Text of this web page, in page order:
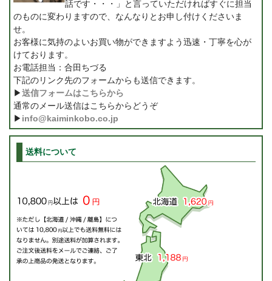
話です・・・」と言っていただければすぐに担当
のものに変わりますので、なんなりとお申し付けくださいま
せ。
お客様に気持のよいお買い物ができますよう迅速・丁寧を心が
けております。
お電話担当：合田ちづる
下記のリンク先のフォームからも送信できます。
▶送信フォームはこちらから
通常のメール送信はこちらからどうぞ
▶ info@kaiminkobo.co.jp
送料について